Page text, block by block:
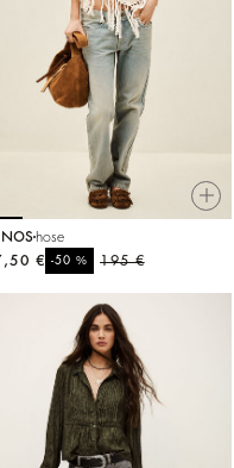
hose
195 €
-50%
€